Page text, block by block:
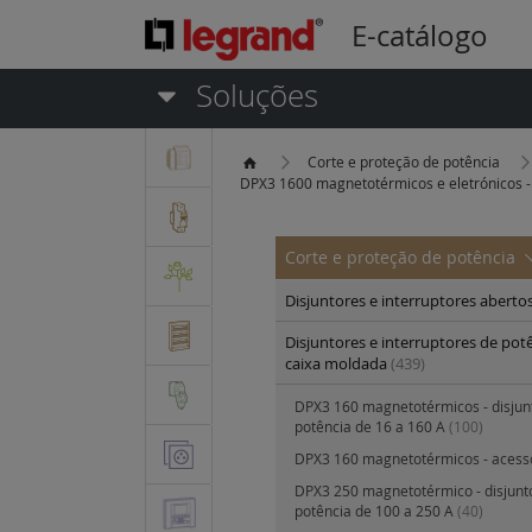
E-catálogo
Soluções
Corte e proteção de potência
DPX3 1600 magnetotérmicos e eletrónicos
Corte e proteção de potência
Disjuntores e interruptores
Disjuntores e interruptores de
caixa moldada (439)
DPX3 160 magnetotérmicos -
potência de 16 a 160 A (100)
DPX3 160 magnetotérmicos -
DPX3 250 magnetotérmico -
potência de 100 a 250 A (40)